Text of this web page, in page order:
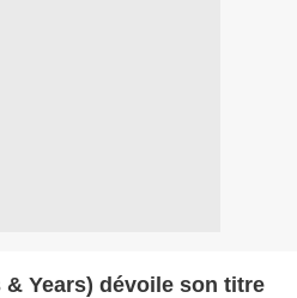
Years) dévoile son titre